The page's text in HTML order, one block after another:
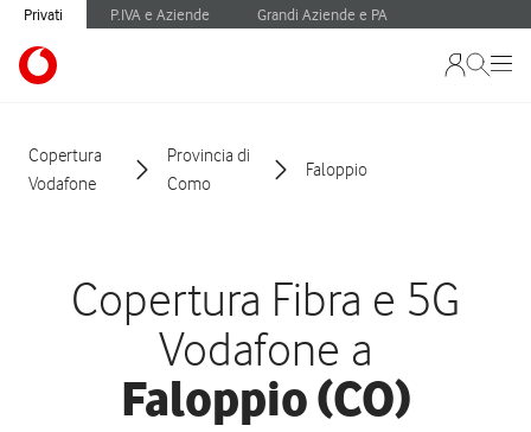
Privati P.IVA e Aziende Grandi Aziende e PA
Copertura
Vodafone
Provincia di
Como
Faloppio
Copertura Fibra e 5G
Vodafone a
Faloppio (CO)